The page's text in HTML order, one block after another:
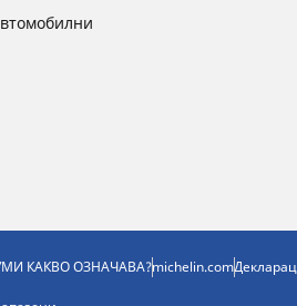
КАКВО ОЗНАЧАВА?michelin.com